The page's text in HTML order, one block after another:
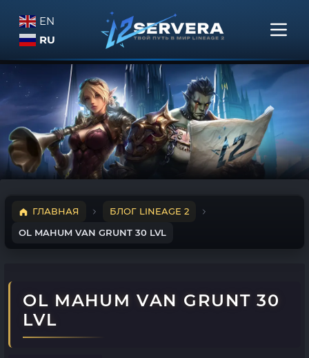
EN
RU
ГЛАВНАЯ
БЛОГ LINEAGE 2
OL MAHUM VAN GRUNT 30 LVL
OL MAHUM VAN GRUNT 30
LVL